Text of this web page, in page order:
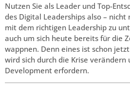
Nutzen Sie als Leader und Top-
des Digital Leaderships also –
mit dem richtigen Leadership zu
auch um sich heute bereits für die
wappnen. Denn eines ist schon
wird sich durch die Krise verändern
Development erfordern.